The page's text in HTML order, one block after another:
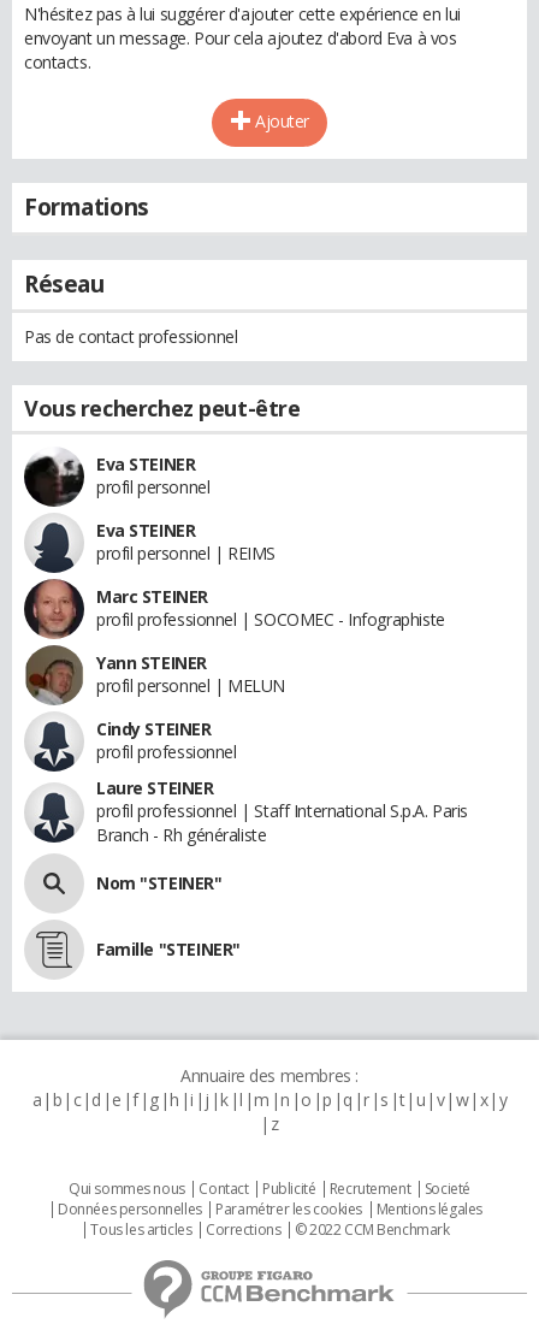
N'hésitez pas à lui suggérer d'ajouter cette expérience en lui
envoyant un message. Pour cela ajoutez d'abord Eva à vos
contacts.
Ajouter
Formations
Réseau
Pas de contact professionnel
Vous recherchez peut-être
Eva STEINER
profil personnel
Eva STEINER
profil personnel | REIMS
Marc STEINER
profil professionnel | SOCOMEC - Infographiste
Yann STEINER
profil personnel | MELUN
Cindy STEINER
profil professionnel
Laure STEINER
profil professionnel | Staff International S.p.A. Paris
Branch - Rh généraliste
Nom "STEINER"
Famille "STEINER"
Annuaire des membres :
a b c d e f g h i j k l m n o p q r s t u v w x y
z
Qui sommes nous Contact Publicité Recrutement
Societé
Données personnelles
Paramétrer les cookies
Mentions légales
Tous les articles
Corrections © 2022 CCM Benchmark